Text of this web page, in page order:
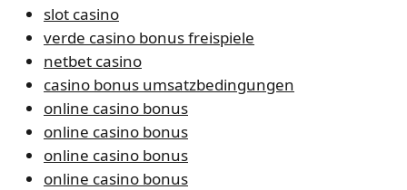
slot casino
verde casino bonus freispiele
netbet casino
casino bonus umsatzbedingungen
online casino bonus
online casino bonus
online casino bonus
online casino bonus